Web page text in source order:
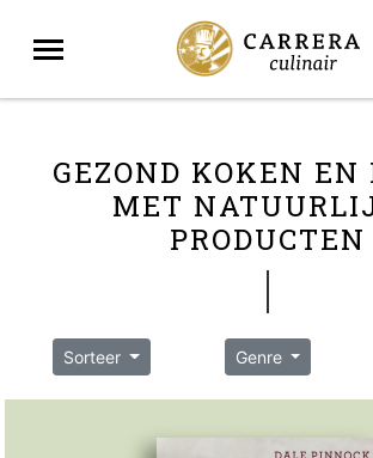
GEZOND KOKEN EN
MET
PRODUCTEN
Sorteer Genre